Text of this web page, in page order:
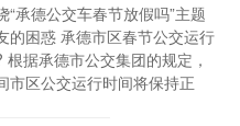
“承德公交车春节放假吗”主题
的困惑 承德市区春节公交运行
根据承德市公交集团的规定，
市区公交运行时间将保持正